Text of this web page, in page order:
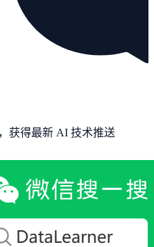
获得最新 AI 技术推送